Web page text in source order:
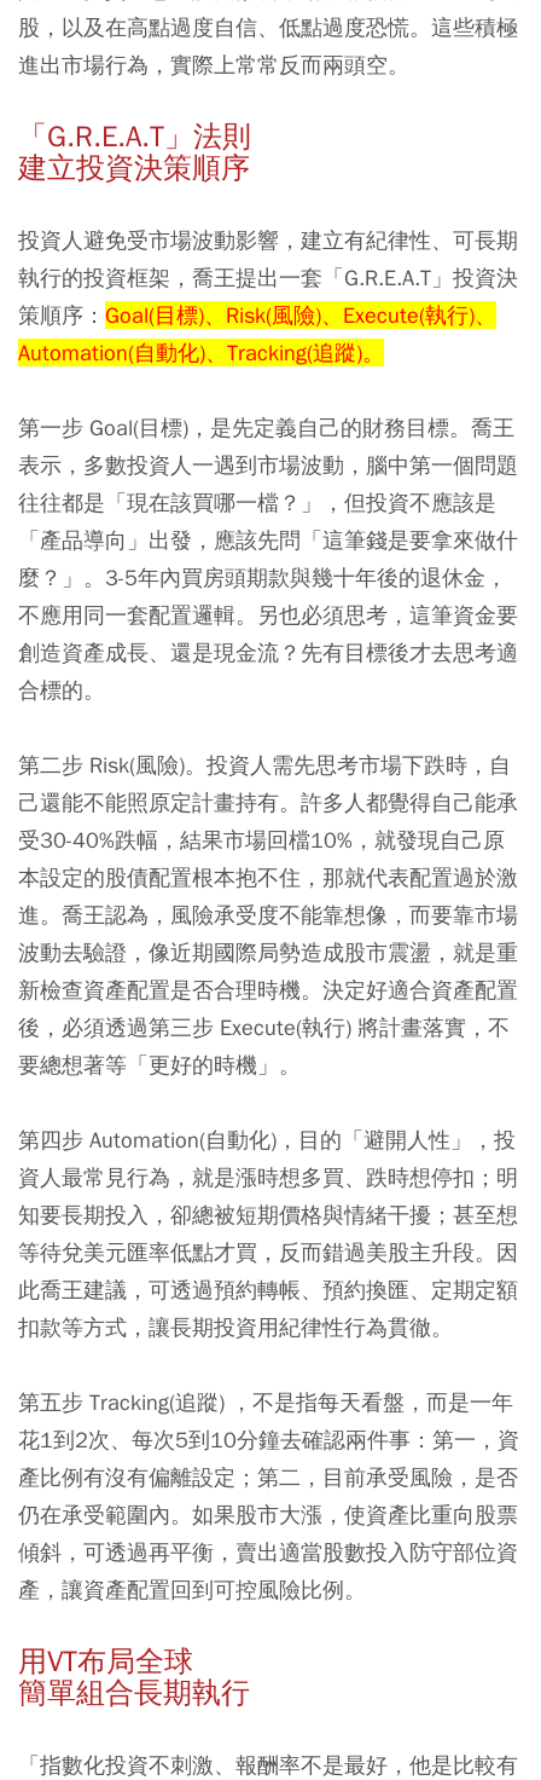
股，以及在高點過度自信、低點過度恐慌。這些積極
進出市場行為，實際上常常反而兩頭空。
「G.R.E.A.T」法則
建立投資決策順序
投資人避免受市場波動影響，建立有紀律性、可長期
執行的投資框架，喬王提出一套「G.R.E.A.T」投資決
策順序： Goal(目標)、Risk(風險)、Execute(執行)、
Automation(自動化)、Tracking(追蹤)。
第一步 Goal(目標) ，是先定義自己的財務目標。喬王
表示，多數投資人一遇到市場波動，腦中第一個問題
往往都是「現在該買哪一檔？」，但投資不應該是
「產品導向」出發，應該先問「這筆錢是要拿來做什
麼？」。3-5年內買房頭期款與幾十年後的退休金，
不應用同一套配置邏輯。另也必須思考，這筆資金要
創造資產成長、還是現金流？先有目標後才去思考適
合標的。
第二步 Risk(風險)。投資人需先思考市場下跌時，自
己還能不能照原定計畫持有。許多人都覺得自己能承
受30-40%跌幅，結果市場回檔10%，就發現自己原
本設定的股債配置根本抱不住，那就代表配置過於激
進。喬王認為，風險承受度不能靠想像，而要靠市場
波動去驗證，像近期國際局勢造成股市震盪，就是重
新檢查資產配置是否合理時機。決定好適合資產配置
後，必須透過第三步 Execute(執行) 將計畫落實，不
要總想著等「更好的時機」。
第四步 Automation(自動化) ，目的「避開人性」，投
資人最常見行為，就是漲時想多買、跌時想停扣；明
知要長期投入，卻總被短期價格與情緒干擾；甚至想
等待兌美元匯率低點才買，反而錯過美股主升段。因
此喬王建議，可透過預約轉帳、預約換匯、定期定額
扣款等方式，讓長期投資用紀律性行為貫徹。
第五步 Tracking(追蹤) ，不是指每天看盤，而是一年
花1到2次、每次5到10分鐘去確認兩件事：第一，資
產比例有沒有偏離設定；第二，目前承受風險，是否
仍在承受範圍內。如果股市大漲，使資產比重向股票
傾斜，可透過再平衡，賣出適當股數投入防守部位資
產，讓資產配置回到可控風險比例。
用VT布局全球
簡單組合長期執行
「指數化投資不刺激、報酬率不是最好，他是比較有